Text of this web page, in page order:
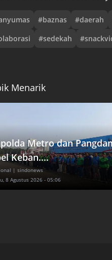
#baznas #daerah
#sedekah #
Menarik
Metro dan
Keban....
| sindonews
8 Agustus 2026 - 05:06